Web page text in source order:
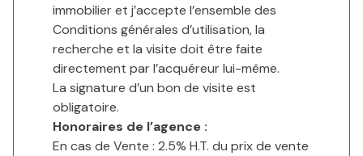
immobilier et j’accepte l’ensemble des
Conditions générales d’utilisation, la
recherche et la visite doit être faite
directement par l’acquéreur lui-même.
La signature d’un bon de visite est
obligatoire.
Honoraires de l’agence :
En cas de Vente : 2.5% H.T. du prix de vente